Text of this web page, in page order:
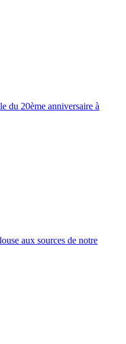
du 20ème anniversaire à
aux sources de notre